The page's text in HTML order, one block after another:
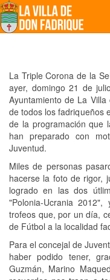
La Triple Corona de la
ayer, domingo 21 de
Ayuntamiento de La
de todos los fadriqueños
de la programación que
han preparado con
Juventud.
Miles de personas
hacerse la foto de rigor,
logrado en las dos
"Polonia-Ucrania
trofeos que, por un día,
de Fútbol a la localidad
Para el concejal de
haber podido tener,
Guzmán, Marino